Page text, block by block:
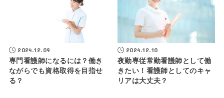
2024.12.09
専門看護師になるには？働き
ながらでも資格取得を目指せ
る？
2024.12.10
夜勤専従常勤看護師として働
きたい！看護師としてのキャ
リアは大丈夫？